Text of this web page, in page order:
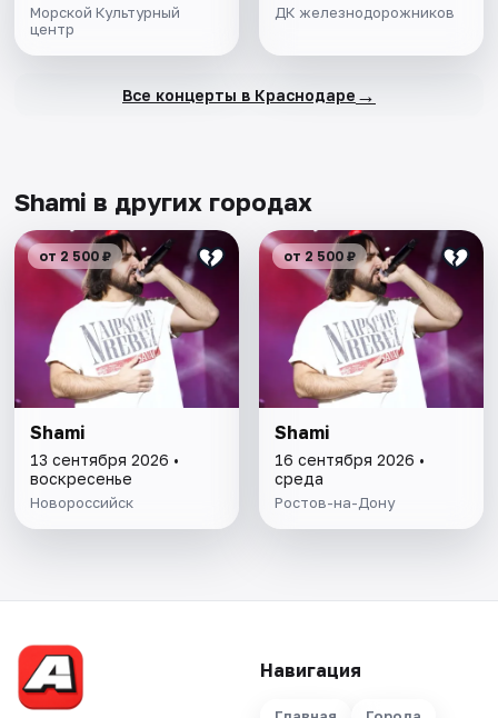
Морской Культурный
центр
ДК железнодорожников
Все концерты в Краснодаре →
Shami в других городах
от 2 500 ₽
Shami
13 сентября 2026 •
воскресенье
Новороссийск
от 2 500 ₽
Shami
16 сентября 2026 •
среда
Ростов-на-Дону
Навигация